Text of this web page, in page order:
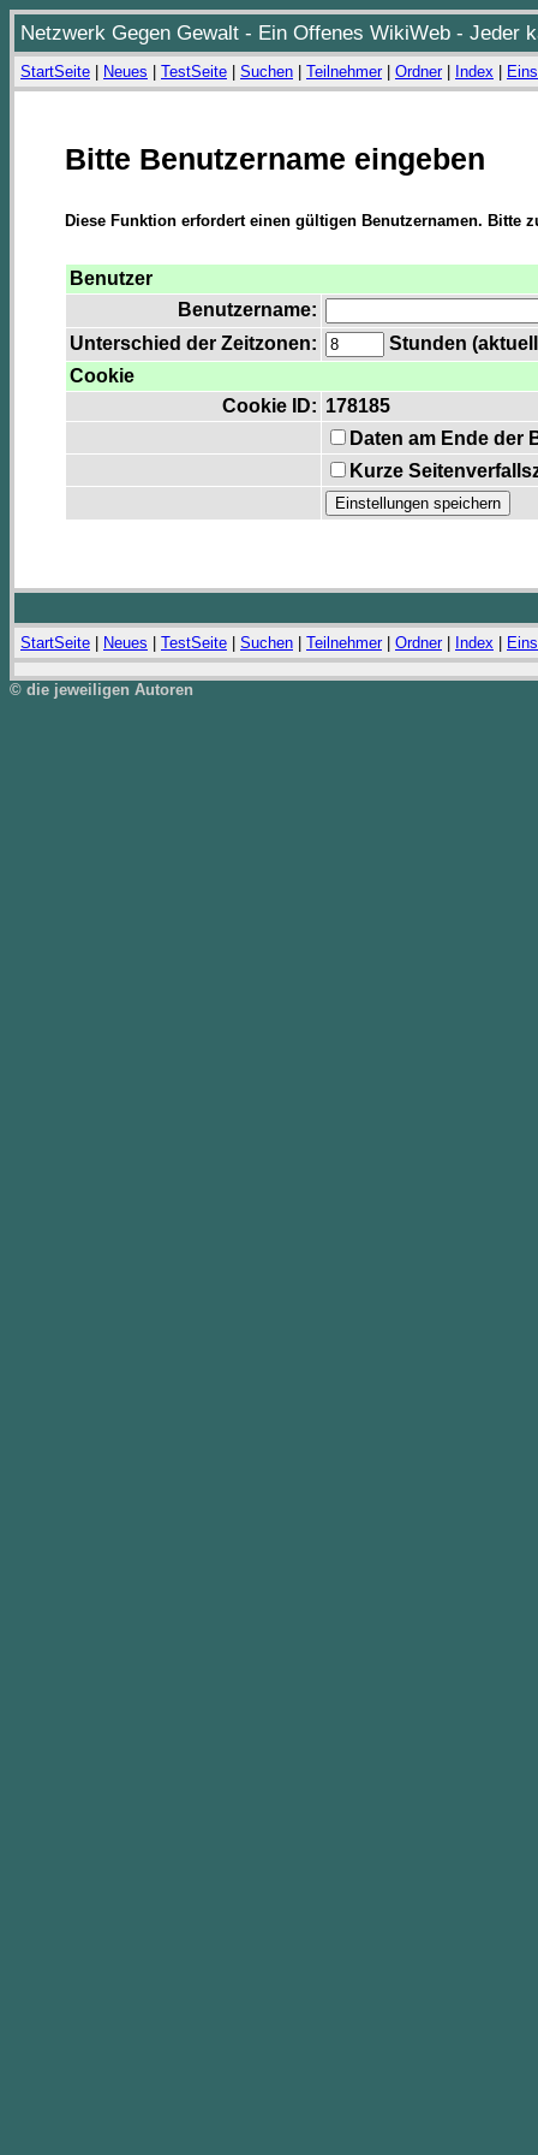
Netzwerk Gegen Gewalt - Ein Offenes WikiWeb - Jeder
StartSeite Neues TestSeite Suchen Teilnehmer| Ordner| Index
Bitte Benutzername eingeben
Diese Funktion erfordert einen gültigen Benutzernamen. Bitte
Benutzer
Benutzername:
Unterschied der Zeitzonen:
Stunden
Cookie
Cookie ID: 178185
Daten am Ende der
Kurze
StartSeite Neues TestSeite Suchen Teilnehmer| Ordner| Index
© die jeweiligen Autoren